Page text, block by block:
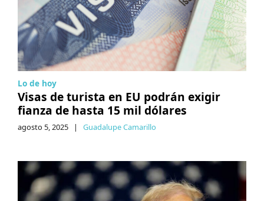
Lo de hoy
Visas de turista en EU podrán exigir
fianza de hasta 15 mil dólares
agosto 5, 2025 | Guadalupe Camarillo